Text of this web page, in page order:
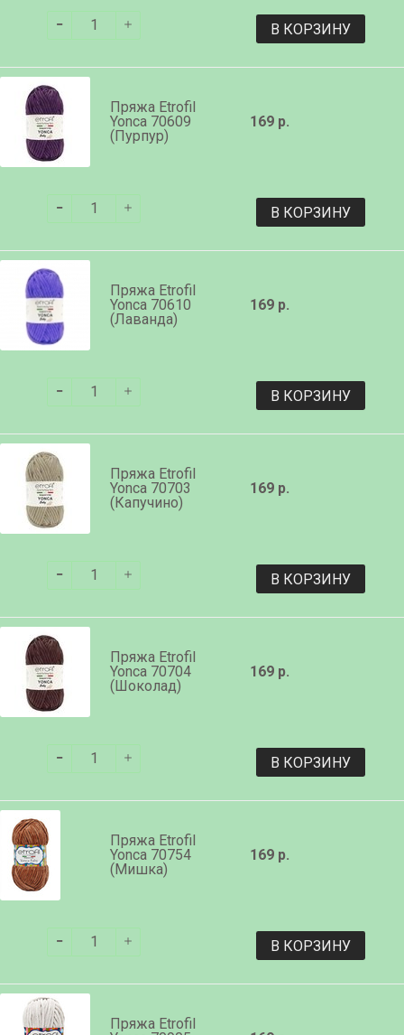
В КОРЗИНУ
Пряжа Etrofil
Yonca 70609
(Пурпур)
169 р.
В КОРЗИНУ
Пряжа Etrofil
Yonca 70610
(Лаванда)
169 р.
В КОРЗИНУ
Пряжа Etrofil
Yonca 70703
(Капучино)
169 р.
В КОРЗИНУ
Пряжа Etrofil
Yonca 70704
(Шоколад)
169 р.
В КОРЗИНУ
Пряжа Etrofil
Yonca 70754
(Мишка)
169 р.
В КОРЗИНУ
Пряжа Etrofil